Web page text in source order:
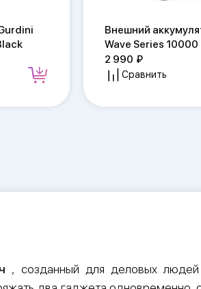
Внешний
Wave Series 10000
2 990
Сравнить
, созданный для деловых людей